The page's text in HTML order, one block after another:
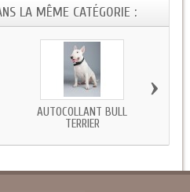
LA MÊME CATÉGORIE :
AUTOCOLLANT BULL
TERRIER
›